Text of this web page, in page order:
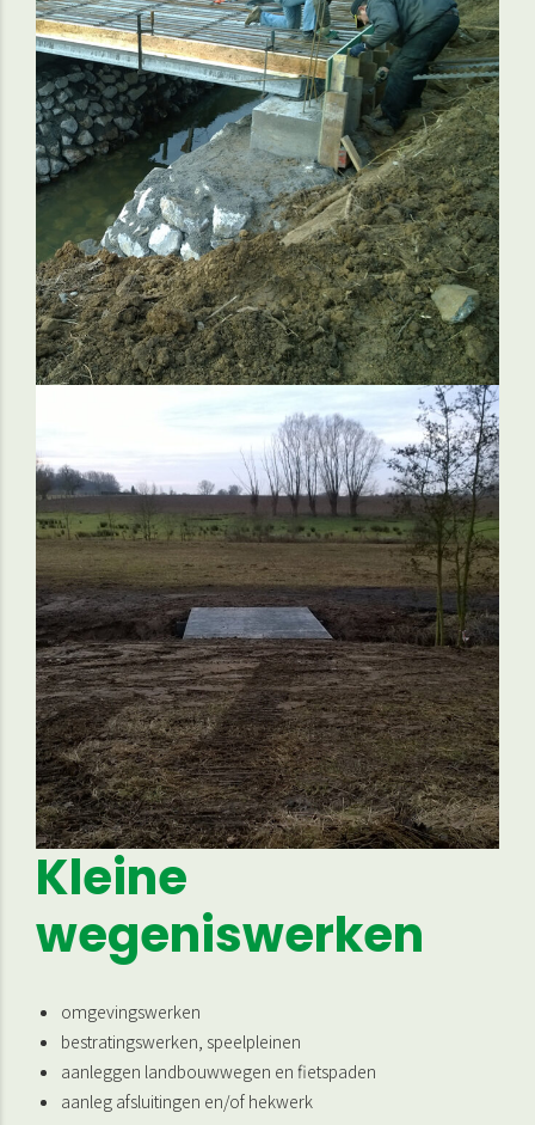
Kleine
wegeniswerken
omgevingswerken
bestratingswerken, speelpleinen
aanleggen landbouwwegen en fietspaden
aanleg afsluitingen en/of hekwerk